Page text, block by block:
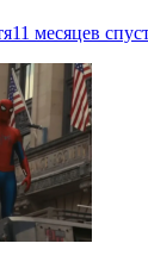
11 месяцев